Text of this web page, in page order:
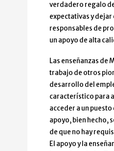
verdadero regalo
expectativas y
responsables de
un apoyo de alta
Las enseñanzas de
trabajo de otros
desarrollo del
característico para
acceder a un
apoyo, bien hecho,
de que no hay
El apoyo y la